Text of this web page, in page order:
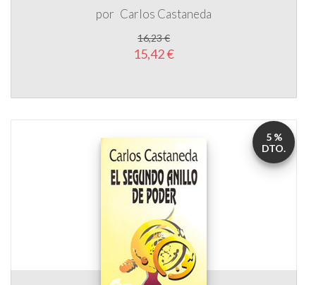
por Carlos Castaneda
16,23 €
15,42 €
5 %
DTO.